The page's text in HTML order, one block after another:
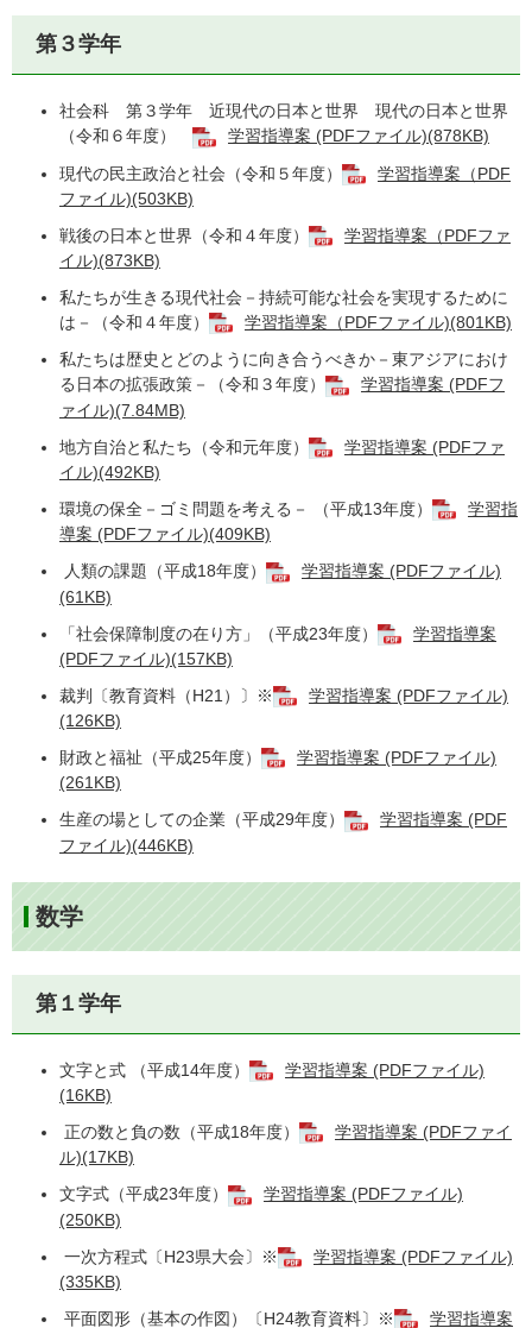
第３学年
社会科 第３学年 近現代の日本と世界 現代の日本と世界
（令和６年度）
学習指導案 (PDFファイル)(878KB)
現代の民主政治と社会（令和５年度）
学習指導案（PDF
ファイル)(503KB)
戦後の日本と世界（令和４年度）
学習指導案（PDFファ
イル)(873KB)
私たちが生きる現代社会－持続可能な社会を実現するために
は－（令和４年度）
学習指導案（PDFファイル)(801KB)
私たちは歴史とどのように向き合うべきか－東アジアにおけ
る日本の拡張政策－（令和３年度）
学習指導案 (PDFフ
ァイル)(7.84MB)
地方自治と私たち（令和元年度）
学習指導案 (PDFファ
イル)(492KB)
環境の保全－ゴミ問題を考える－ （平成13年度）
学習指
導案 (PDFファイル)(409KB)
人類の課題（平成18年度）
学習指導案 (PDFファイル)
(61KB)
「社会保障制度の在り方」（平成23年度）
学習指導案
(PDFファイル)(157KB)
裁判〔教育資料（H21）〕※
学習指導案 (PDFファイル)
(126KB)
財政と福祉（平成25年度）
学習指導案 (PDFファイル)
(261KB)
生産の場としての企業（平成29年度）
学習指導案 (PDF
ファイル)(446KB)
数学
第１学年
文字と式 （平成14年度）
学習指導案 (PDFファイル)
(16KB)
正の数と負の数（平成18年度）
学習指導案 (PDFファイ
ル)(17KB)
文字式（平成23年度）
学習指導案 (PDFファイル)
(250KB)
一次方程式〔H23県大会〕※
学習指導案 (PDFファイル)
(335KB)
平面図形（基本の作図）〔H24教育資料〕※
学習指導案